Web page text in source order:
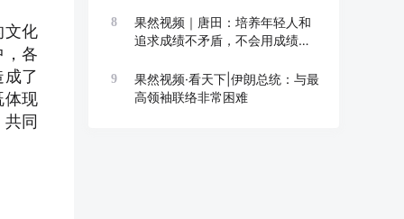
文化
，各
了
体现
同
8
果然视频｜唐田：培养年轻人和
追求成绩不矛盾，不会用成绩换
9
果然视频·看天下|伊朗总统：与最
高领袖联络非常困难